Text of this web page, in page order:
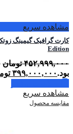
مشاهده سریع
Edition
۴۵۲,۹۹۹,۰۰۰ تومان
بود.۳۹۹,۰۰۰,۰۰۰
مشاهده سریع
مقایسه محصول